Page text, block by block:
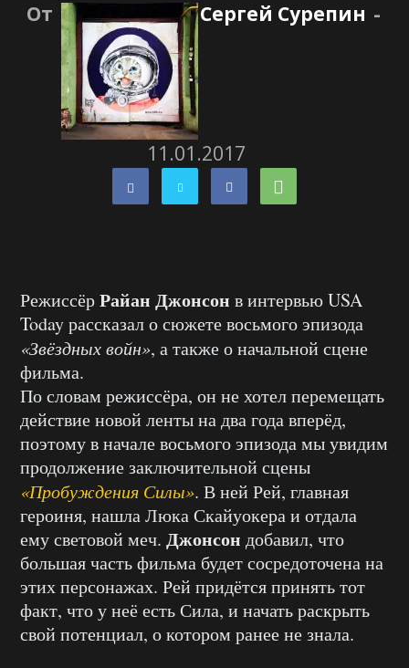
От Сергей Сурепин -
11.01.2017
РежиссёрРайан Джонсон в интервью USA
Today рассказал о сюжете восьмого эпизода
«Звёздных войн», а также о начальной сцене
фильма.
По словам режиссёра, он не хотел перемещать
действие новой ленты на два года вперёд,
поэтому в начале восьмого эпизода мы увидим
продолжение заключительной сцены
«Пробуждения Силы». В ней Рей, главная
героиня, нашла Люка Скайуокера и отдала
ему световой меч. Джонсон добавил, что
большая часть фильма будет сосредоточена на
этих персонажах. Рей придётся принять тот
факт, что у неё есть Сила, и начать раскрыть
свой потенциал, о котором ранее не знала.